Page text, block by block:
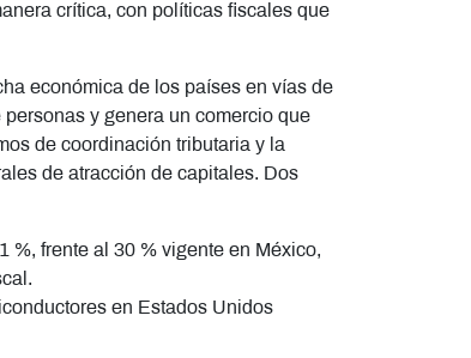
crítica, con políticas fiscales que
económica de los países en vías de
y genera un comercio que
de coordinación tributaria y la
de atracción de capitales. Dos
frente al 30 % vigente en México,
en Estados Unidos